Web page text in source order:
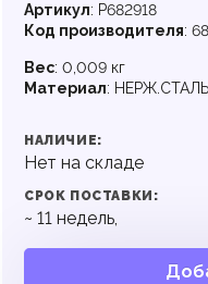
Артикул: P682918
Код производителя:
Вес: 0,009 кг
Материал: НЕРЖ.СТАЛЬ
НАЛИЧИЕ:
Нет на складе
СРОК ПОСТАВКИ:
~ 11 недель,